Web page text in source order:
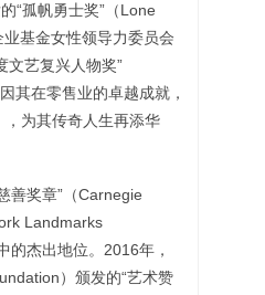
“孤帆勇士奖”（Lone
基金女性领导力委员会
文艺复兴人物奖”
其在零售业的卓越成就，
为其传奇人生再添华
善奖章”（Carnegie
Landmarks
的杰出地位。2016年，
）颁发的“艺术赞